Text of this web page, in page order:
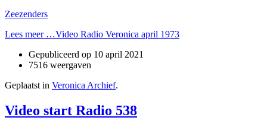
Zeezenders
Lees meer …Video Radio Veronica april 1973
Gepubliceerd op 10 april 2021
7516 weergaven
Geplaatst in Veronica Archief.
Video start Radio 538